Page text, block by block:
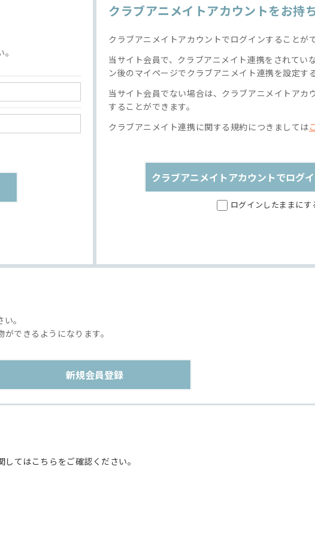
クラブアニメイトアカウントをお持
クラブアニメイトアカウントでログインすることがで
当サイト会員で、クラブアニメイト連携をされてい
ン後のマイページでクラブアニメイト連携を設定す
当サイト会員でない場合は、クラブアニメイトアカ
することができます。
クラブアニメイト連携に関する規約につきましては
クラブアニメイトアカウントでログ
ログインしたままにす
。
できるようになります。
てはこちらをご確認ください。